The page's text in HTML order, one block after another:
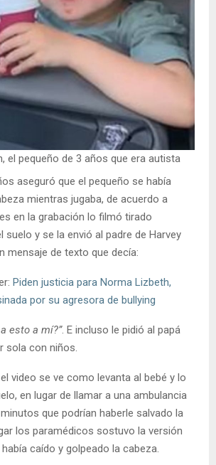
el pequeño de 3 años que era autista
aseguró que el pequeño se había
mientras jugaba, de acuerdo a
en la grabación lo filmó tirado
suelo y se la envió al padre de Harvey
mensaje de texto que decía:
Piden justicia para Norma Lizbeth,
por su agresora de bullying
esto a mí?”. E incluso le pidió al papá
sola con niños.
video se ve como levanta al bebé y lo
en lugar de llamar a una ambulancia
que podrían haberle salvado la
los paramédicos sostuvo la versión
caído y golpeado la cabeza.